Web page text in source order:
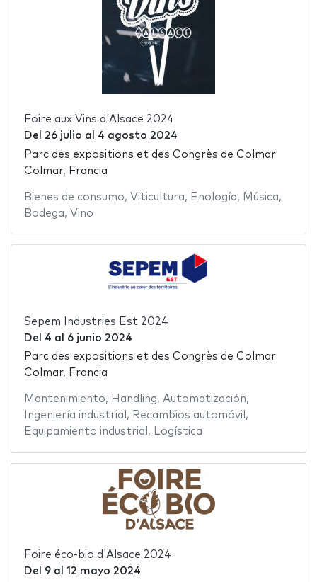
Foire aux Vins d'Alsace 2024
Del 26 julio al 4 agosto 2024
Parc des expositions et des Congrès de Colmar
Colmar, Francia
Bienes de consumo, Viticultura, Enología, Música,
Bodega, Vino
Sepem Industries Est 2024
Del 4 al 6 junio 2024
Parc des expositions et des Congrès de Colmar
Colmar, Francia
Mantenimiento, Handling, Automatización,
Ingeniería industrial , Recambios automóvil ,
Equipamiento industrial , Logística
Foire éco-bio d'Alsace 2024
Del 9al 12 mayo 2024